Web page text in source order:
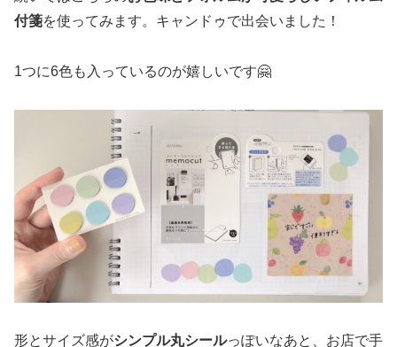
付箋を使ってみます。キャンドゥで出会いました！
1つに6色も入っているのが嬉しいです🤗
形とサイズ感がシンプル丸シールっぽいなあと、お店で手